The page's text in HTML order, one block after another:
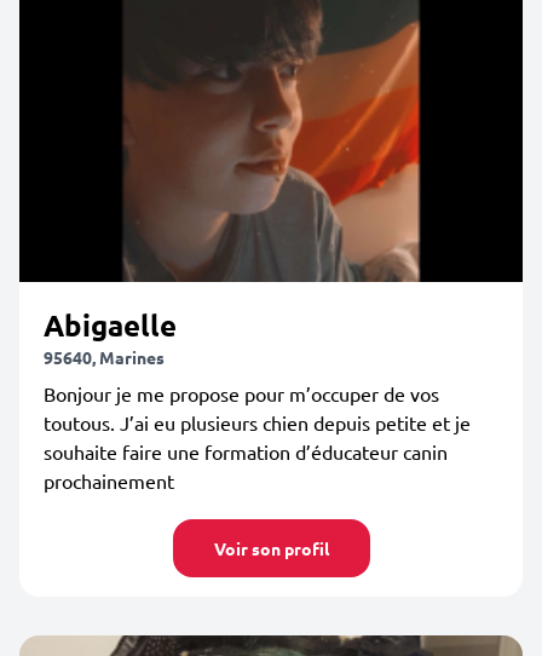
Abigaelle
95640, Marines
Bonjour je me propose pour m’occuper de vos
toutous. J’ai eu plusieurs chien depuis petite et je
souhaite faire une formation d’éducateur canin
prochainement
Voir son profil